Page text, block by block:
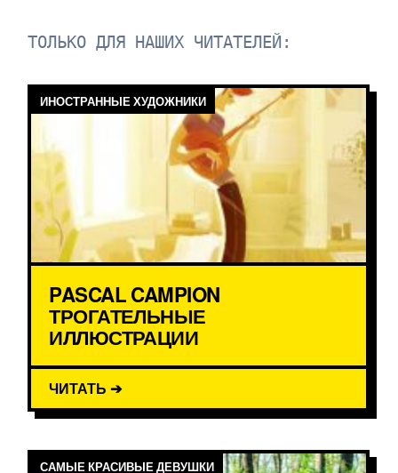
ТОЛЬКО ДЛЯ НАШИХ ЧИТАТЕЛЕЙ:
ИНОСТРАННЫЕ ХУДОЖНИКИ
PASCAL CAMPION
ТРОГАТЕЛЬНЫЕ
ИЛЛЮСТРАЦИИ
ЧИТАТЬ ➔
САМЫЕ КРАСИВЫЕ ДЕВУШКИ